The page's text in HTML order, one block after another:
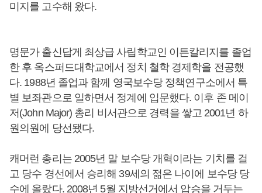
미지를 고수해 왔다.
명문가 출신답게 최상급 사립학교인 이튼칼리지를 졸업
한 후 옥스퍼드대학교에서 정치 철학 경제학을 전공했
다. 1988년 졸업과 함께 영국보수당 정책연구소에서 특
별 보좌관으로 일하면서 정계에 입문했다. 이후 존 메이
저(John Major) 총리 비서관으로 경력을 쌓고 2001년 하
원의원에 당선됐다.
캐머런 총리는 2005년 말 보수당 개혁이라는 기치를 걸
고 당수 경선에서 승리해 39세의 젊은 나이에 보수당 당
수에 올랐다. 2008년 5월 지방선거에서 압승을 거두는